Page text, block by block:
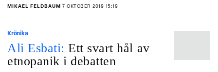
MIKAEL FELDBAUM 7 OKTOBER 2019 15:19
Krönika
Ali Esbati: Ett svart hål av
etnopanik i debatten